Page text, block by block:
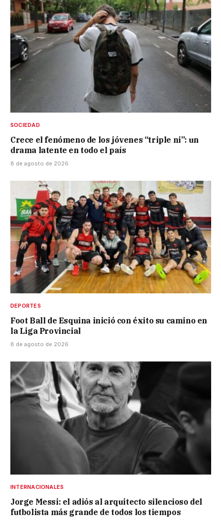
SOCIEDAD
Crece el fenómeno de los jóvenes “triple ni”: un
drama latente en todo el país
8 de agosto de 2026
DEPORTES
Foot Ball de Esquina inició con éxito su camino en
la Liga Provincial
8 de agosto de 2026
INTERNACIONALES
Jorge Messi: el adiós al arquitecto silencioso del
futbolista más grande de todos los tiempos